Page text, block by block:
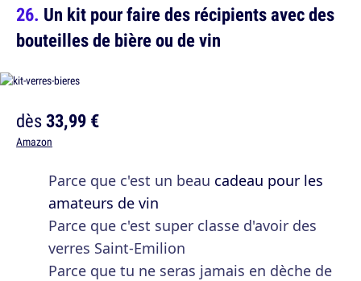
Un kit pour faire des récipients avec des
bouteilles de bière ou de vin
dès33,99 €
Amazon
Parce que c'est un beau cadeau pour les
amateurs de vin
Parce que c'est super classe d'avoir des
verres Saint-Emilion
Parce que tu ne seras jamais en dèche de